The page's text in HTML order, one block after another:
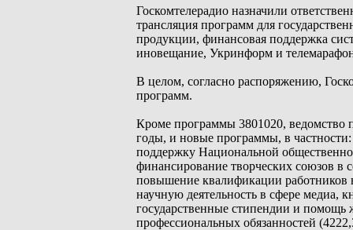
Госкомтелерадио назначили
трансляция программ для
продукции, финансовая поддержка
иновещание, Укринформ и
В целом, согласно распоряжению,
программ.
Кроме программы 3801020, ведомство
годы, и новые программы, в частности:
поддержку Национальной
финансирование творческих союзов в
повышение квалификации работников
научную деятельность в сфере медиа,
государственные стипендии и помощь
профессиональных обязанностей